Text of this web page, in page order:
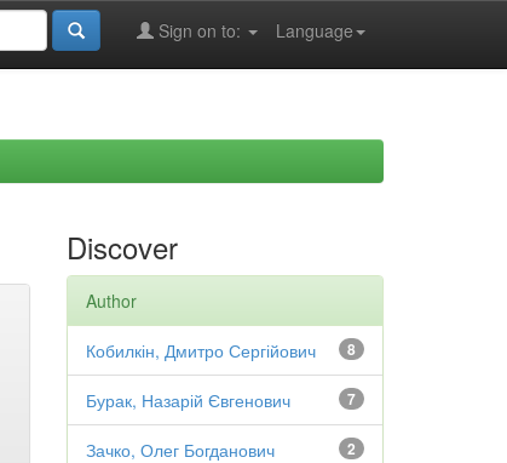
Language
Sign on to:
Discover
Author
8
Кобилкін, Дмитро Сергійович
7
Бурак, Назарій Євгенович
2
Зачко, Олег Богданович